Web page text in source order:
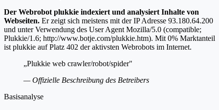
Der Webrobot plukkie indexiert und analysiert Inhalte von
Webseiten. Er zeigt sich meistens mit der IP Adresse 93.180.64.200
und unter Verwendung des User Agent Mozilla/5.0 (compatible;
Plukkie/1.6; http://www.botje.com/plukkie.htm). Mit 0% Marktanteil
ist plukkie auf Platz 402 der aktivsten Webrobots im Internet.
„Plukkie web crawler/robot/spider"
— Offizielle Beschreibung des Betreibers
Basisanalyse